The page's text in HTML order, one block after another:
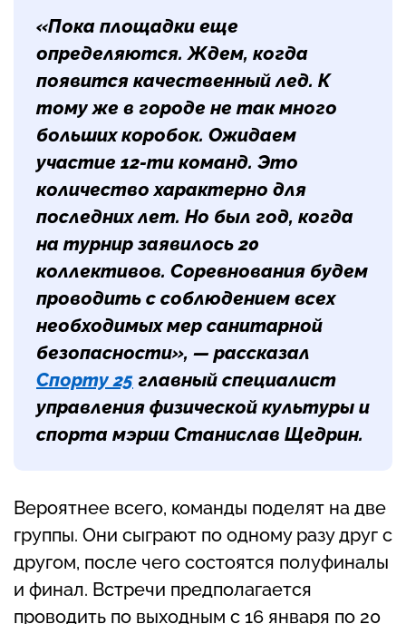
«Пока площадки еще
определяются. Ждем, когда
появится качественный лед. К
тому же в городе не так много
больших коробок. Ожидаем
участие 12-ти команд. Это
количество характерно для
последних лет. Но был год, когда
на турнир заявилось 20
коллективов. Соревнования будем
проводить с соблюдением всех
необходимых мер санитарной
безопасности», — рассказал
Спорту 25 главный специалист
управления физической культуры и
спорта мэрии Станислав Щедрин.
Вероятнее всего, команды поделят на две
группы. Они сыграют по одному разу друг с
другом, после чего состоятся полуфиналы
и финал. Встречи предполагается
проводить по выходным с 16 января по 20